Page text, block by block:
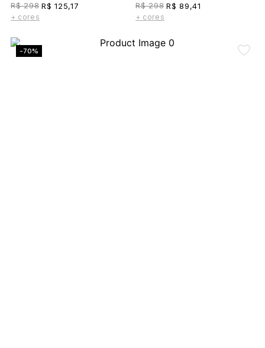
R$ 298 R$ 125,17
+ cores
R$ 298 R$ 89,41
+ cores
-70%